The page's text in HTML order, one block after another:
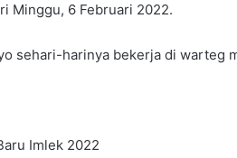
Minggu, 6 Februari 2022.
sehari-harinya bekerja di warteg
Imlek 2022